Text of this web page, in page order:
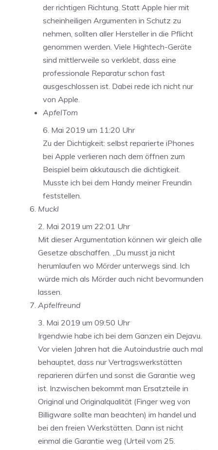
der richtigen Richtung. Statt Apple hier mit
scheinheiligen Argumenten in Schutz zu
nehmen, sollten aller Hersteller in die Pflicht
genommen werden. Viele Hightech-Geräte
sind mittlerweile so verklebt, dass eine
professionale Reparatur schon fast
ausgeschlossen ist. Dabei rede ich nicht nur
von Apple.
ApfelTom
6. Mai 2019 um 11:20 Uhr
Zu der Dichtigkeit: selbst reparierte iPhones
bei Apple verlieren nach dem öffnen zum
Beispiel beim akkutausch die dichtigkeit.
Musste ich bei dem Handy meiner Freundin
feststellen.
Muckl
2. Mai 2019 um 22:01 Uhr
Mit dieser Argumentation können wir gleich alle
Gesetze abschaffen. „Du musst ja nicht
herumlaufen wo Mörder unterwegs sind. Ich
würde mich als Mörder auch nicht bevormunden
lassen.
Apfelfreund
3. Mai 2019 um 09:50 Uhr
Irgendwie habe ich bei dem Ganzen ein Dejavu.
Vor vielen Jahren hat die Autoindustrie auch mal
behauptet, dass nur Vertragswerkstätten
reparieren dürfen und sonst die Garantie weg
ist. Inzwischen bekommt man Ersatzteile in
Original und Originalqualität (Finger weg von
Billigware sollte man beachten) im handel und
bei den freien Werkstätten. Dann ist nicht
einmal die Garantie weg (Urteil vom 25.